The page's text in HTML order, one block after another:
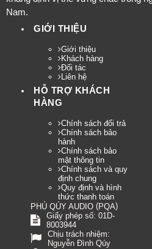
Nam.
GIỚI THIỆU
Giới thiệu
Khách hàng
Đối tác
Liên hệ
HỖ TRỢ KHÁCH
HÀNG
Chính sách đổi trả
Chính sách bảo
hành
Chính sách bảo
mật thông tin
Chính sách và quy
định chung
Quy định và hình
thức thanh toán
PHÚ QÚY AUDIO (PQA)
Giấy phép số: 01D-
8003944
Chịu trách nhiệm:
Nguyễn Đình Qúy